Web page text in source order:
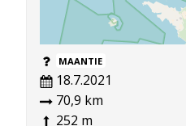
MAANTIE
18.7.2021
70,9 km
252 m